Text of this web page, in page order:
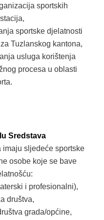
sportskih
sportske djelatnosti
Tuzlanskog kantona,
usluga korištenja
procesa u oblasti
Sredstava
imaju sljedeće sportske
osobe koje se bave
i profesionalni),
društva,
grada/općine,